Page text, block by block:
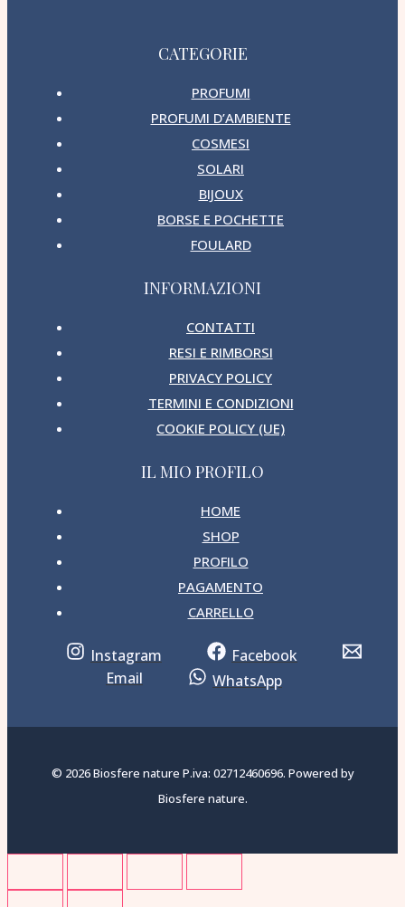
CATEGORIE
PROFUMI
PROFUMI D’AMBIENTE
COSMESI
SOLARI
BIJOUX
BORSE E POCHETTE
FOULARD
INFORMAZIONI
CONTATTI
RESI E RIMBORSI
PRIVACY POLICY
TERMINI E CONDIZIONI
COOKIE POLICY (UE)
IL MIO PROFILO
HOME
SHOP
PROFILO
PAGAMENTO
CARRELLO
Instagram
Facebook
Email
WhatsApp
© 2026 Biosfere nature P.iva: 02712460696. Powered by
Biosfere nature.